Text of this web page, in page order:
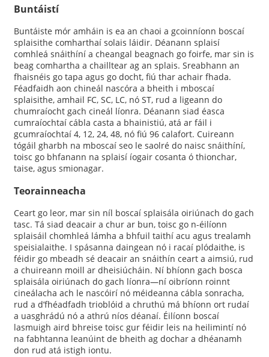
Buntáistí
Buntáiste mór amháin is ea an chaoi a gcoinníonn boscaí
splaisithe comharthaí solais láidir. Déanann splaisí
comhleá snáithíní a cheangal beagnach go foirfe, mar sin is
beag comhartha a chailltear ag an splais. Sreabhann an
fhaisnéis go tapa agus go docht, fiú thar achair fhada.
Féadfaidh aon chineál nascóra a bheith i mboscaí
splaisithe, amhail FC, SC, LC, nó ST, rud a ligeann do
chumraíocht gach cineál líonra. Déanann siad éasca
cumraíochtaí cábla casta a bhainistiú, atá ar fáil i
gcumraíochtaí 4, 12, 24, 48, nó fiú 96 calafort. Cuireann
tógáil gharbh na mboscaí seo le saolré do naisc snáithíní,
toisc go bhfanann na splaisí íogair cosanta ó thionchar,
taise, agus smionagar.
Teorainneacha
Ceart go leor, mar sin níl boscaí splaisála oiriúnach do gach
tasc. Tá siad deacair a chur ar bun, toisc go n-éilíonn
splaisáil chomhleá lámha a bhfuil taithí acu agus trealamh
speisialaithe. I spásanna daingean nó i racaí plódaithe, is
féidir go mbeadh sé deacair an snáithín ceart a aimsiú, rud
a chuireann moill ar dheisiúcháin. Ní bhíonn gach bosca
splaisála oiriúnach do gach líonra—ní oibríonn roinnt
cineálacha ach le nascóirí nó méideanna cábla sonracha,
rud a d’fhéadfadh trioblóid a chruthú má bhíonn ort rudaí
a uasghrádú nó a athrú níos déanaí. Éilíonn boscaí
lasmuigh aird bhreise toisc gur féidir leis na heilimintí nó
na fabhtanna leanúint de bheith ag dochar a dhéanamh
don rud atá istigh iontu.